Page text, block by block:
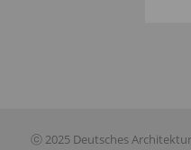
ⓒ 2025 Deutsches